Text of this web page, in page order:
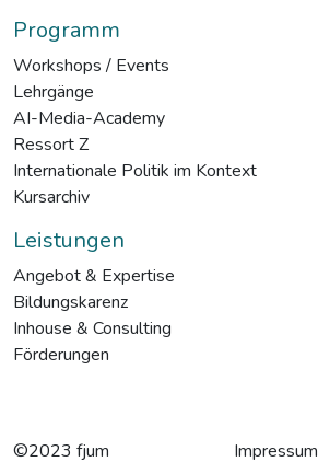
Programm
Workshops / Events
Lehrgänge
AI-Media-Academy
Ressort Z
Internationale Politik im Kontext
Kursarchiv
Leistungen
Angebot & Expertise
Bildungskarenz
Inhouse & Consulting
Förderungen
Impressum
©2023 fjum